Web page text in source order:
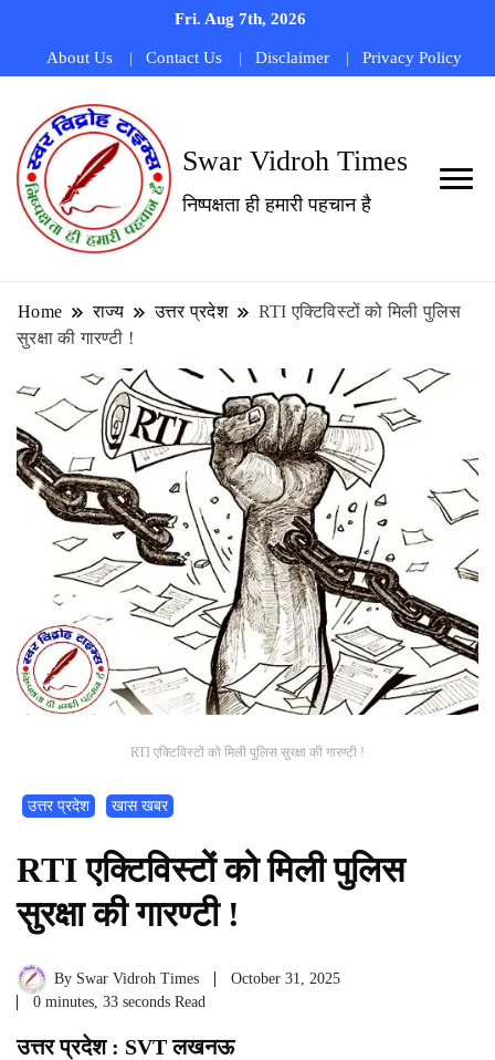
Fri. Aug 7th, 2026
About Us Contact Us Disclaimer Privacy Policy
Swar Vidroh Times
निष्पक्षता ही हमारी पहचान है
Home राज्य उत्तर प्रदेश
RTI एक्टिविस्टों को मिली पुलिस
सुरक्षा की गारण्टी !
RTI एक्टिविस्टों को मिली पुलिस सुरक्षा की गारण्टी !
उत्तर प्रदेश खास खबर
RTI एक्टिविस्टों को मिली पुलिस
सुरक्षा की गारण्टी !
By Swar Vidroh Times
October 31, 2025
0 minutes, 33 seconds Read
उत्तर प्रदेश : SVT लखनऊ